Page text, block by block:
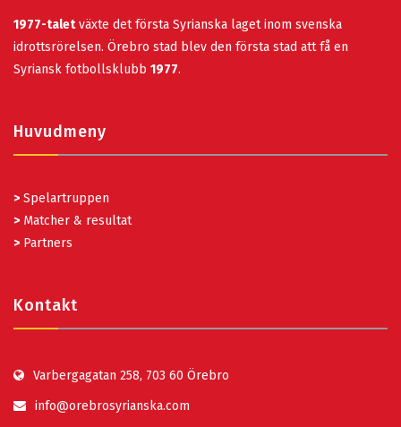
1977-taletväxte det första Syrianska laget inom svenska
idrottsrörelsen. Örebro stad blev den första stad att få en
Syriansk fotbollsklubb 1977.
Huvudmeny
> Spelartruppen
> Matcher & resultat
> Partners
Kontakt
Varbergagatan 258, 703 60 Örebro
info@orebrosyrianska.com